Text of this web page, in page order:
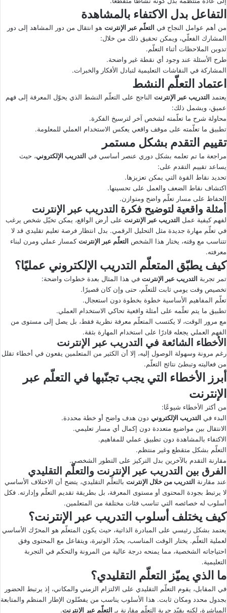
التفاعل بدل الاكتفاء بالمشاهدة
من أهم عوامل النجاح في التعلّم عبر الإنترنت هو انتقال من دور المشاهد إلى دور
المشارك الفعلّي، ويمكن تحقيق ذلك من خلال:
تدوين الملاحظات أثناء التعلّم.
طرح الأسئلة عند وجود أي نقطة غير واضحة.
المشاركة في النقاشات التعليمية لتبادل الأفكار والخبرات.
اعتماد التعلّم النشط
يعتمد التدريب عبر الإنترنت الناجح على التعلّم النشط الذي يحوّل المعرفة إلى فهم
عميق، ويشمل ذلك:
محاولة شرح ما تعلّمته لشخص آخر لترسيخ الفكرة.
تطبيق ما تعلّمته على موقف واقعي يعكس الاستخدام العملي للمعلومة.
تقييم التقدم بشكل مستمر
مراجعة ما تم تعلمه بشكل دوري عنصر أساسي في التدريب الإلكتروني، حيث
يساعد تقييم التقدم على:
تحديد نقاط القوة التي يمكن تعزيزها.
اكتشاف نقاط الضعف والعمل على تحسينها.
الحفاظ على مسار تعلّم واضح ومتوازن.
أمثلة واقعية لتوضيح فكرة التدريب عبر الإنترنت
لفهم كيفية عمل التدريب عبر الإنترنت على أرض الواقع، يمكن تخيّل شخص يرغب
في تعلّم مهارة جديدة مثل التحليل الرقمي. بدل انتظار فرصة تعليم تقليدي قد لا
تتناسب مع وقته، يختار هذا الشخص التعلّم عبر الإنترنتكمسار عملي ومرن لبناء
معرفته.
كيف يطبّق المتعلّم التدريب الإلكتروني عمليًا؟
تمر تجربة التدريب عبر الإنترنت في هذا المثال بعدة خطوات واضحة:
تخصيص وقت يومي ثابت للتعلّم، حتى وإن كان قصيرًا.
تعلّم المفاهيم الأساسية خطوة بخطوة دون استعجال.
تطبيق ما يتم تعلّمه على أمثلة واقعية تحاكي الاستخدام العملي.
مع مرور الوقت، لا يكتسب المتعلّم معرفة نظرية فقط، بل يصل إلى مستوى من
الفهم العملي يجعله قادرًا على استخدام المهارة بثقة.
الأخطاء الشائعة في التدريب عبر الإنترنت
رغم مرونة وسهولة الوصول إليه، إلا أن الكثير من المتعلمين يقعون في أخطاء تقلل
من فعاليته وتبطئ نتائج التعلّم.
أبرز الأخطاء التي يجب تجنّبها في التعلّم عبر
الإنترنت
من أكثر الأخطاء شيوعًا:
البدء في التدريب الإلكتروني دون هدف واضح أو خطة محددة.
الانتقال بين مواضيع متعددة دون إكمال أي مسار تعليمي.
الاكتفاء بالمشاهدة دون تطبيق عملي للمفاهيم.
التعلّم بشكل متقطع وغير منتظم.
مقارنة التقدم بالآخرين بدل التركيز على التطور الشخصي.
الفرق بين التدريب عبر الإنترنت والتعلّم التقليدي
عند مقارنة التدريب من خلال الإنترنت بالتعلّم التقليدي، يتضح أن الاختلاف الأساسي
لا يرتبط بجودة المحتوى أو مستوى المعرفة، بل بطريقة تقديم التعلّم وإدارته. فكل
أسلوب له خصائصه التي تناسب فئات مختلفة من المتعلمين.
كيف يختلف أسلوب التدريب عبر الإنترنت؟
يعتمد بشكل رئيسي على المبادرة الذاتية، حيث يكون المتعلّم هو المحرّك الأساسي
لعملية التعلّم. يختار الوقت المناسب، يحدّد الوتيرة، ويتفاعل مع المحتوى وفق
احتياجاته الشخصية، مما يمنحه درجة عالية من المرونة والتحكم في التجربة
التعليمية.
ما الذي يميّز التعلّم التقليدي؟
في المقابل، يقوم التعلّم التقليدي على الالتزام الزمني والمكاني، إذ يرتبط الحضور
بجدول محدد ومكان ثابت. هذا الأسلوب يناسب من يفضّلون الإطار المنظم والمتابعة
المباشرة، لكنه يقيّد حرية التعلّم مقارنة بـ التعلّم عبر الإنترنت.